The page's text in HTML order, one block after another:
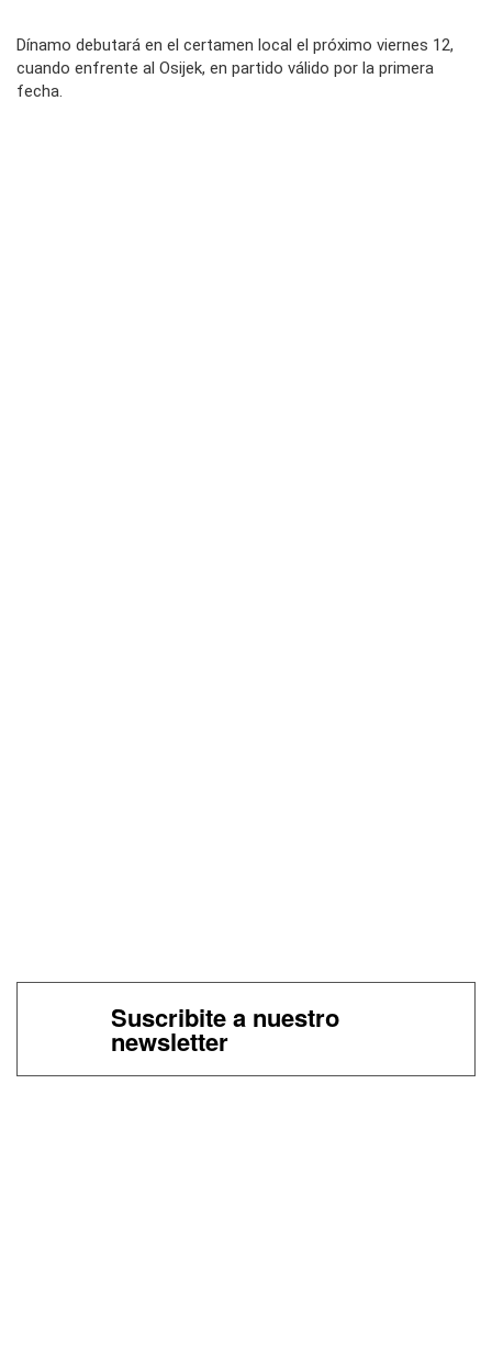
Dínamo debutará en el certamen local el próximo viernes 12,
cuando enfrente al Osijek, en partido válido por la primera
fecha.
Suscribite a nuestro
newsletter